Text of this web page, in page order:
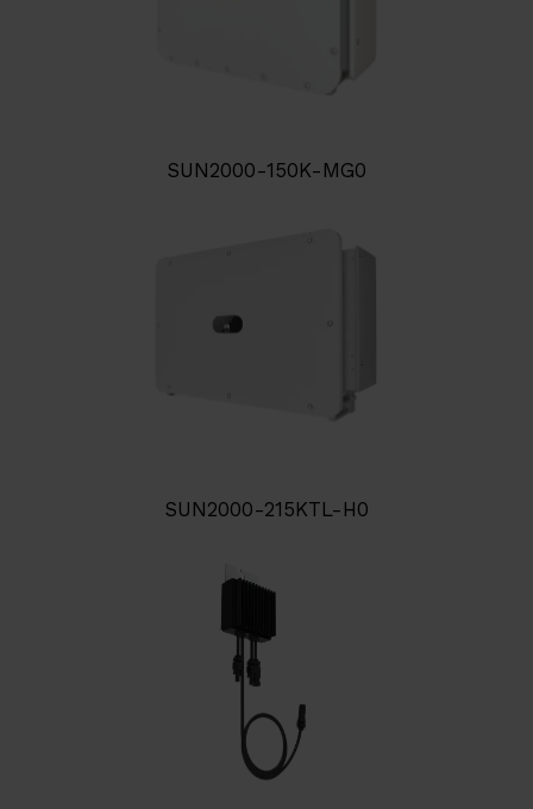
SUN2000-150K-MG0
SUN2000-215KTL-H0